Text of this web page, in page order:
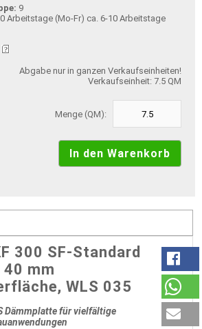
9
ca. 6-10 Arbeitstage
Abgabe nur in ganzen Verkaufseinheiten!
Verkaufseinheit: 7.5 QM
Menge (QM):
300 SF-Standard
40 mm
WLS 035
Dämmplatte für vielfältige